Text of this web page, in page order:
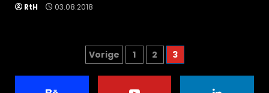
RtH 03.08.2018
Berichten
paginering
Vorige 1 2 3